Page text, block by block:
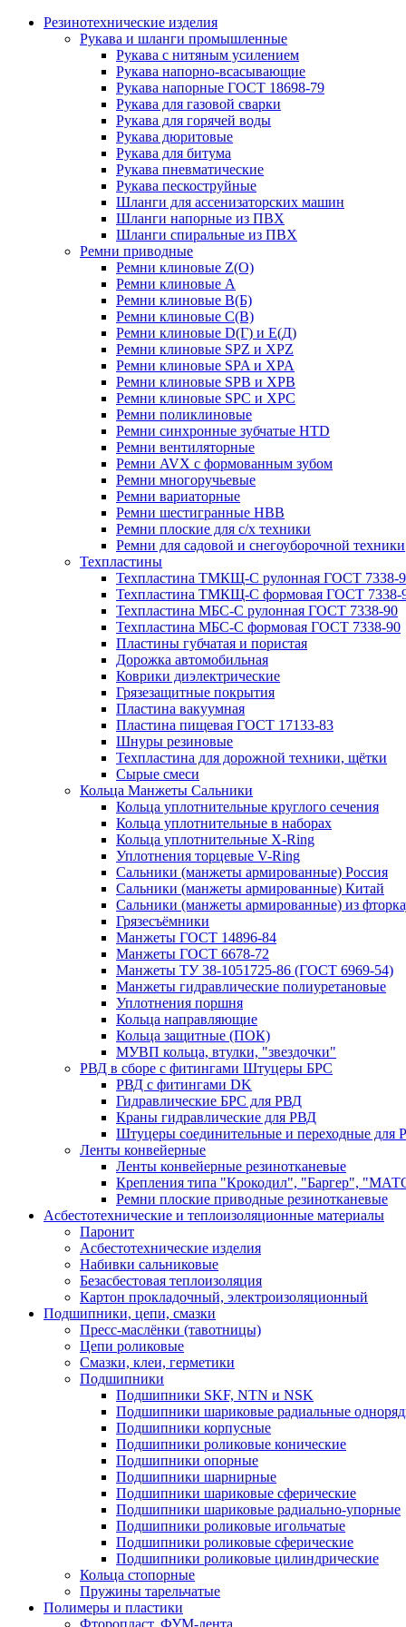
Резинотехнические изделия
Рукава и шланги промышленные
Рукава с нитяным усилением
Рукава напорно-всасывающие
Рукава напорные ГОСТ 18698-79
Рукава для газовой сварки
Рукава для горячей воды
Рукава дюритовые
Рукава для битума
Рукава пневматические
Рукава пескоструйные
Шланги для ассенизаторских машин
Шланги напорные из ПВХ
Шланги спиральные из ПВХ
Ремни приводные
Ремни клиновые Z(О)
Ремни клиновые А
Ремни клиновые В(Б)
Ремни клиновые С(В)
Ремни клиновые D(Г) и Е(Д)
Ремни клиновые SPZ и XPZ
Ремни клиновые SPA и XPA
Ремни клиновые SPB и XPB
Ремни клиновые SPC и XPC
Ремни поликлиновые
Ремни синхронные зубчатые HTD
Ремни вентиляторные
Ремни AVX с формованным зубом
Ремни многоручьевые
Ремни вариаторные
Ремни шестигранные HBB
Ремни плоские для с/х техники
Ремни для садовой и снегоуборочной техники
Техпластины
Техпластина ТМКЩ-С рулонная ГОСТ 7338-
Техпластина ТМКЩ-С формовая ГОСТ 7338-
Техпластина МБС-С рулонная ГОСТ 7338-90
Техпластина МБС-С формовая ГОСТ 7338-90
Пластины губчатая и пористая
Дорожка автомобильная
Коврики диэлектрические
Грязезащитные покрытия
Пластина вакуумная
Пластина пищевая ГОСТ 17133-83
Шнуры резиновые
Техпластина для дорожной техники, щётки
Сырые смеси
Кольца Манжеты Сальники
Кольца уплотнительные круглого сечения
Кольца уплотнительные в наборах
Кольца уплотнительные Х-Ring
Уплотнения торцевые V-Ring
Сальники (манжеты армированные) Россия
Сальники (манжеты армированные) Китай
Сальники (манжеты армированные) из
Грязесъёмники
Манжеты ГОСТ 14896-84
Манжеты ГОСТ 6678-72
Манжеты ТУ 38-1051725-86 (ГОСТ 6969-54)
Манжеты гидравлические полиуретановые
Уплотнения поршня
Кольца направляющие
Кольца защитные (ПОК)
МУВП кольца, втулки, "звездочки"
РВД в сборе с фитингами Штуцеры БРС
РВД с фитингами DK
Гидравлические БРС для РВД
Краны гидравлические для РВД
Штуцеры соединительные и переходные для
Ленты конвейерные
Ленты конвейерные резинотканевые
Крепления типа "Крокодил", "Баргер",
Ремни плоские приводные резинотканевые
Асбестотехнические и теплоизоляционные материалы
Паронит
Асбестотехнические изделия
Набивки сальниковые
Безасбестовая теплоизоляция
Картон прокладочный, электроизоляционный
Подшипники, цепи, смазки
Пресс-маслёнки (тавотницы)
Цепи роликовые
Смазки, клеи, герметики
Подшипники
Подшипники SKF, NTN и NSK
Подшипники шариковые радиальные
Подшипники корпусные
Подшипники роликовые конические
Подшипники опорные
Подшипники шарнирные
Подшипники шариковые сферические
Подшипники шариковые радиально-упорные
Подшипники роликовые игольчатые
Подшипники роликовые сферические
Подшипники роликовые цилиндрические
Кольца стопорные
Пружины тарельчатые
Полимеры и пластики
Фторопласт, ФУМ-лента